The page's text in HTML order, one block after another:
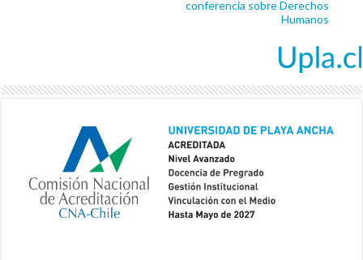
conferencia sobre Derechos
Humanos